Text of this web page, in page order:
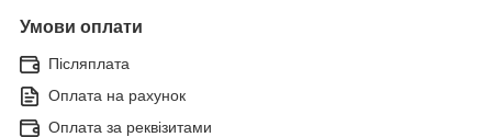
Умови оплати
Післяплата
Оплата на рахунок
Оплата за реквізитами